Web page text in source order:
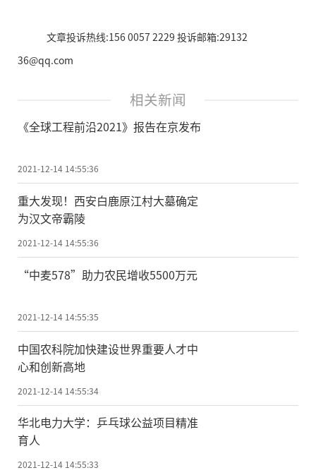
文章投诉热线:156 0057 2229 投诉邮箱:29132
36@qq.com
相关新闻
《全球工程前沿2021》报告在京发布
2021-12-14 14:55:36
重大发现！西安白鹿原江村大墓确定
为汉文帝霸陵
2021-12-14 14:55:36
“中麦578”助力农民增收5500万元
2021-12-14 14:55:35
中国农科院加快建设世界重要人才中
心和创新高地
2021-12-14 14:55:34
华北电力大学：乒乓球公益项目精准
育人
2021-12-14 14:55:33